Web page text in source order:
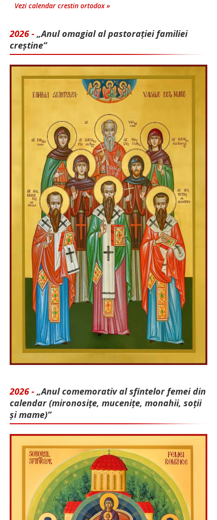
Vezi calendar crestin ortodox »
2026 - „Anul omagial al pastorației familiei
creștine”
2026 - „Anul comemorativ al sfintelor femei din
calendar (mironosițe, mu­cenițe, monahii, soții
și mame)”